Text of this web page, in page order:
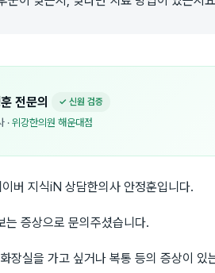
전문의 ✓ 신원 검증
· 위강한의원 해운대점
버 지식iN 상담한의사 안정훈입니다.
증상으로 문의주셨습니다.
장실을 가고 싶거나 복통 등의 증상이